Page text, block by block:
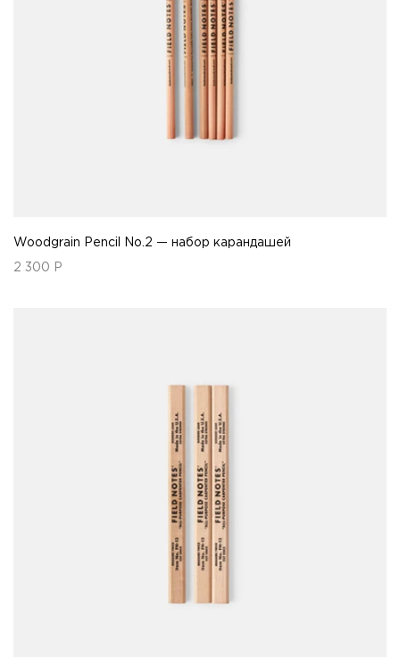
Woodgrain Pencil No.2 — набор карандашей
2 300 Р